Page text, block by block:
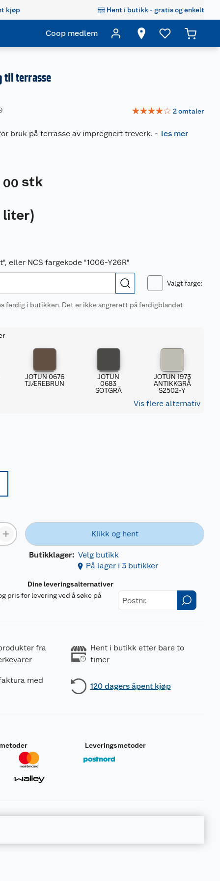
kjøp Hent i butikk - gratis og enkelt
Coop medlem
til terrasse
☆☆☆☆☆ 2omtaler
bruk på terrasse av impregnert treverk. - les mer
00 stk
liter)
eller NCS fargekode "1006-Y26R"
Valgt farge:
ferdig i butikken. Det er ikke angrerett på ferdigblandet
JOTUN 0676
TJÆREBRUN
JOTUN
0683
SOTGRÅ
JOTUN 1973
ANTIKKGRÅ
S2502-Y
Vis flere alternativ
Klikk og hent
Butikklager: Velg butikk
På lager i 3 butikker
Dine leveringsalternativer
pris for levering ved å søke på
fra
Hent i butikk etter bare to
timer
med
120 dagers åpent kjøp
Leveringsmetoder